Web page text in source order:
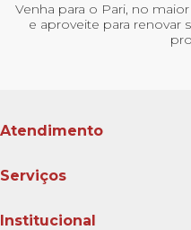
Venha para o Pari, no
e aproveite para renovar
Atendimento
Serviços
Institucional